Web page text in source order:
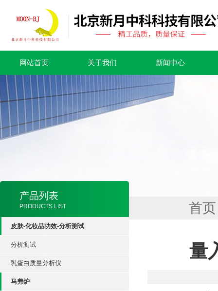
网站首页 关于我们 新闻中心
产品列表
PRODUCTS LIST
皮肤-化妆品功效-分析测试
分析测试
乳蛋白质量分析仪
马弗炉
首页
量